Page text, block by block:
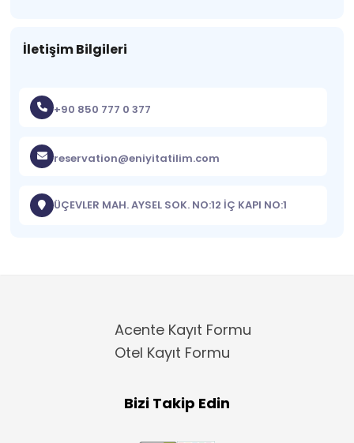
İletişim Bilgileri
+90 850 777 0 377
reservation@eniyitatilim.com
ÜÇEVLER MAH. AYSEL SOK. NO:12 İÇ KAPI NO:1
Acente Kayıt Formu
Otel Kayıt Formu
Bizi Takip Edin